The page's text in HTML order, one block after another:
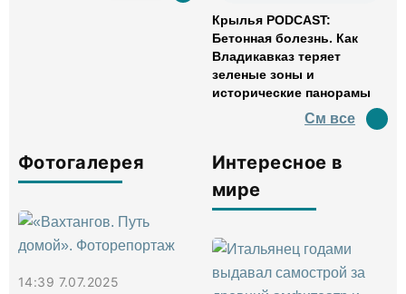
Крылья PODCAST:
Бетонная болезнь. Как
Владикавказ теряет
зеленые зоны и
исторические панорамы
См все
Фотогалерея
14:39 7.07.2025
Интересное в
мире